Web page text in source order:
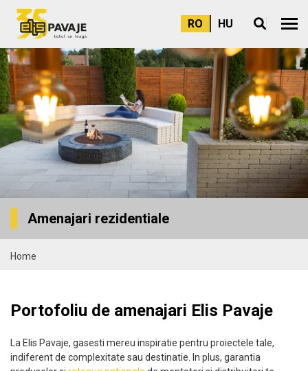
RO HU Meniu
Amenajari rezidentiale
Home
Portofoliu de amenajari Elis Pavaje
La Elis Pavaje, gasesti mereu inspiratie pentru proiectele tale,
indiferent de complexitate sau destinatie. In plus, garantia